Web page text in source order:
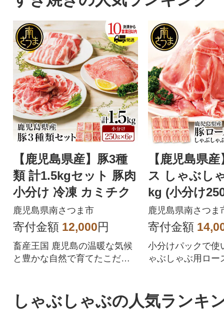
【鹿児島県産】豚3種
類 計1.5kgセット 豚肉
小分け 冷凍 カミチク
鹿児島県南さつま市
寄付金額 12,000円
畜産王国 鹿児島の温暖な気候
と豊かな自然で育てたこだわ
ース肉 豚バラスライス
【鹿児島県
ス しゃぶし
kg (小分け
ク)
鹿児島県南さつま
寄付金額
小分けパックで使
ゃぶしゃぶ用ロー
だわりの豚肉です
け 冷凍 カミチク
しゃぶしゃぶの人気ランキ